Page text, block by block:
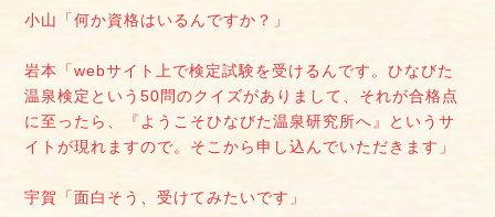
小山「何か資格はいるんですか？」
岩本「webサイト上で検定試験を受けるんです。ひなびた
温泉検定という50問のクイズがありまして、それが合格点
に至ったら、『ようこそひなびた温泉研究所へ』というサ
イトが現れますので。そこから申し込んでいただきます」
宇賀「面白そう、受けてみたいです」